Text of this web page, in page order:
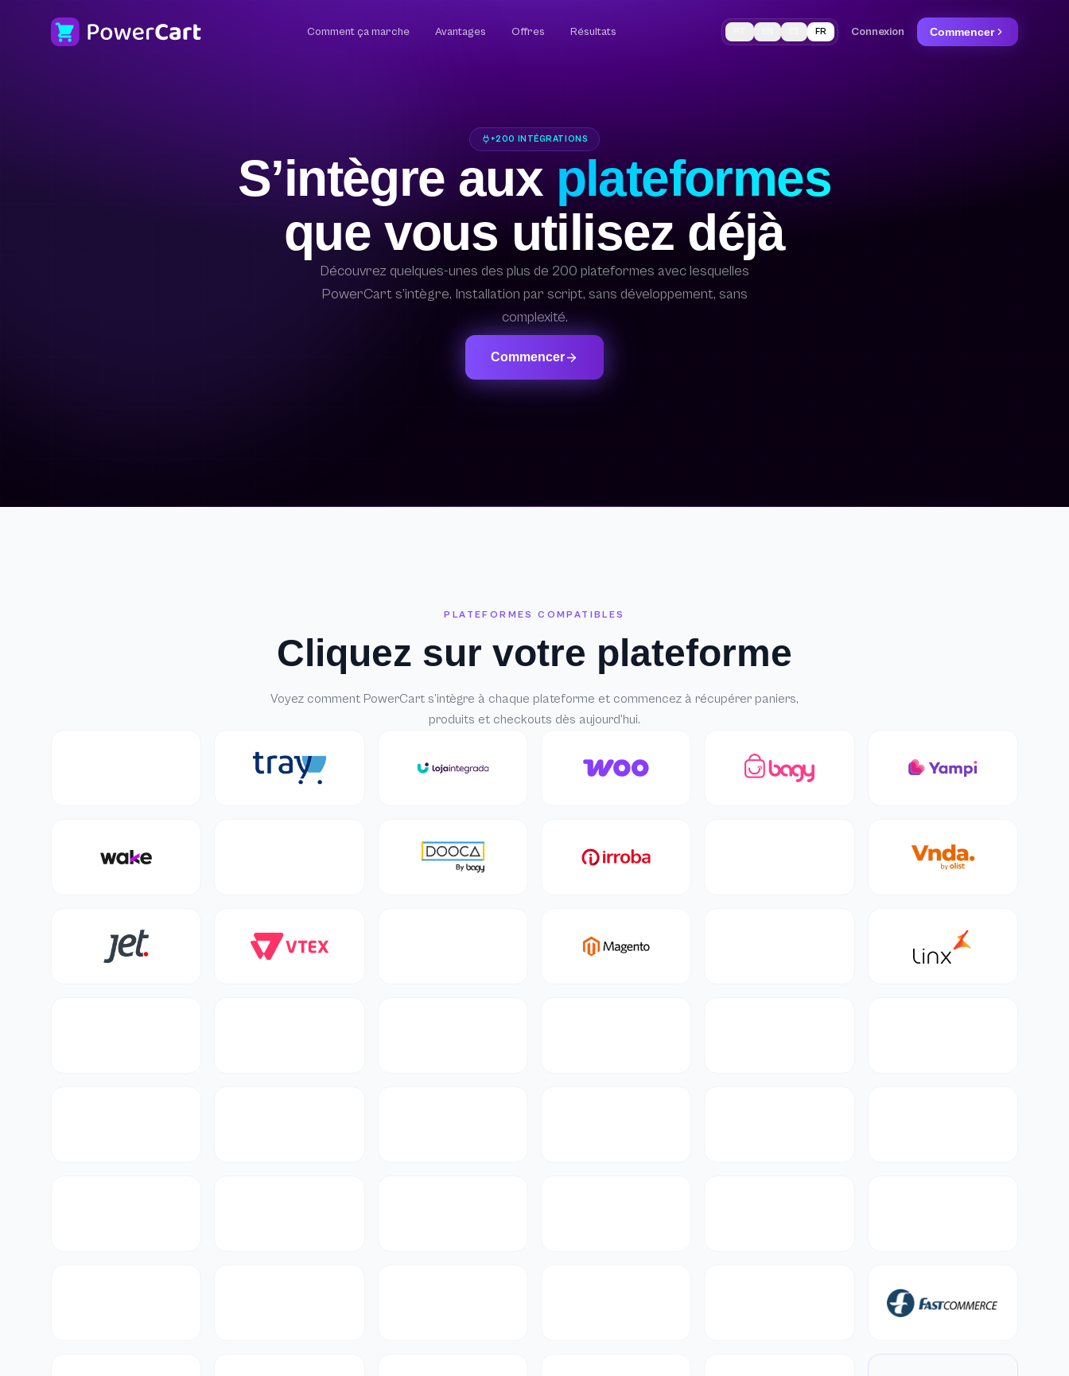
Comment ça marche Avantages Offres Résultats FR Connexion Commencer
+200 INTÉGRATIONS
S’intègre aux plateformes
que vous utilisez déjà
Découvrez quelques-unes des plus de 200 plateformes avec lesquelles
PowerCart s’intègre. Installation par script, sans développement, sans
complexité.
Commencer
PLATEFORMES COMPATIBLES
Cliquez sur votre plateforme
Voyez comment PowerCart s’intègre à chaque plateforme et commencez à récupérer paniers,
produits et checkouts dès aujourd’hui.